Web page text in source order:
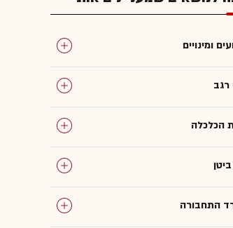
ומינויים
רגב
הכלכלה
התחבורה